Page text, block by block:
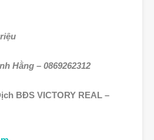
Hằng – 0869262312
BĐS VICTORY REAL –